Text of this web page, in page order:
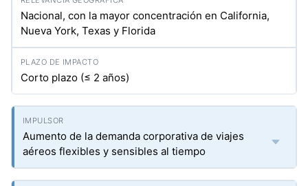
Nacional, con la mayor concentración en California,
Nueva York, Texas y Florida
Corto plazo (≤ 2 años)
Aumento de la demanda corporativa de viajes
aéreos flexibles y sensibles al tiempo